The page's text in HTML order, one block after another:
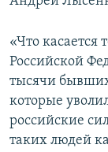
«Что касается
Российской
тысячи
которые
российские
таких людей